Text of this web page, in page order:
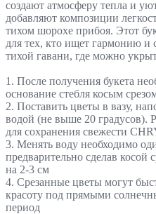
создают атмосферу тепла и
добавляют композиции
тихом шорохе прибоя. Этот
для тех, кто ищет гармонию и
тихой гавани, где можно
1. После получения букета
основание стебля косым
2. Поставить цветы в вазу,
водой (не выше 20 градусов).
для сохранения свежести
3. Менять воду необходимо
предварительно сделав косой
на 2-3 см
4. Срезанные цветы могут
красоту под прямыми
период